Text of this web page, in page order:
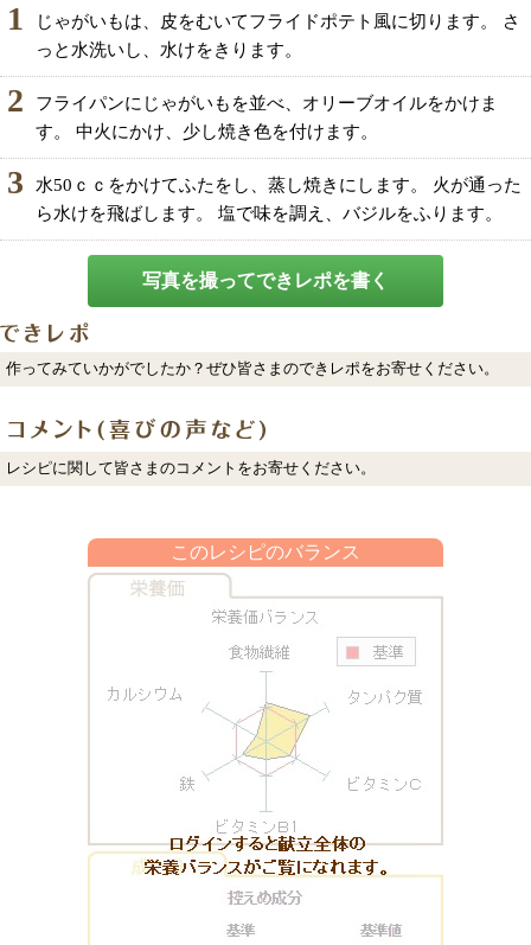
1
じゃがいもは、皮をむいてフライドポテト風に切ります。 さ
っと水洗いし、水けをきります。
2
フライパンにじゃがいもを並べ、オリーブオイルをかけま
す。 中火にかけ、少し焼き色を付けます。
3
水50ｃｃをかけてふたをし、蒸し焼きにします。 火が通った
ら水けを飛ばします。 塩で味を調え、バジルをふります。
写真を撮ってできレポを書く
作ってみていかがでしたか？ぜひ皆さまのできレポをお寄せください。
レシピに関して皆さまのコメントをお寄せください。
このレシピのバランス